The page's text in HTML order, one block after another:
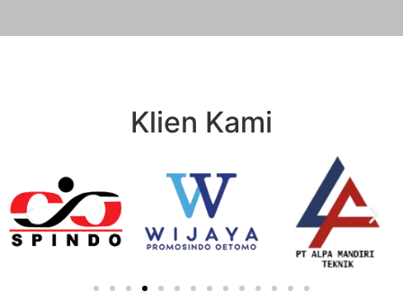
Klien Kami